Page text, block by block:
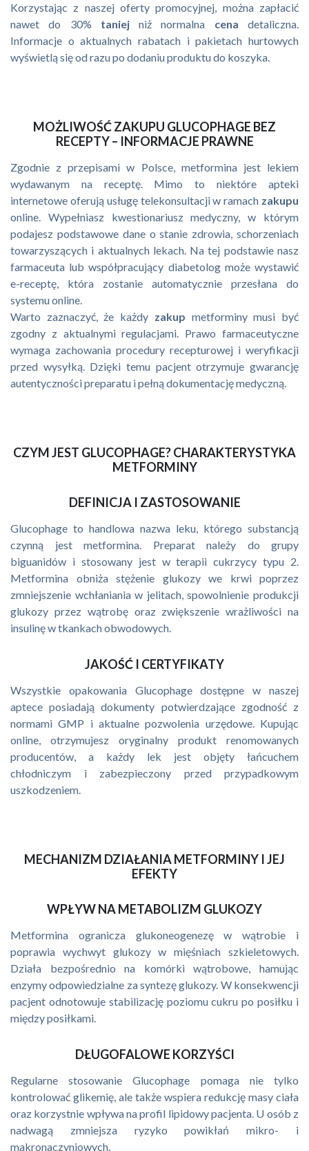
Korzystając z naszej oferty promocyjnej, można zapłacić
nawet do 30% taniejniż normalna cena detaliczna.
Informacje o aktualnych rabatach i pakietach hurtowych
wyświetlą się od razu po dodaniu produktu do koszyka.
MOŻLIWOŚĆ ZAKUPU GLUCOPHAGE BEZ
RECEPTY – INFORMACJE PRAWNE
Zgodnie z przepisami w Polsce, metformina jest lekiem
wydawanym na receptę. Mimo to niektóre apteki
internetowe oferują usługę telekonsultacji w ramach zakupu
online. Wypełniasz kwestionariusz medyczny, w którym
podajesz podstawowe dane o stanie zdrowia, schorzeniach
towarzyszących i aktualnych lekach. Na tej podstawie nasz
farmaceuta lub współpracujący diabetolog może wystawić
e-receptę, która zostanie automatycznie przesłana do
systemu online.
Warto zaznaczyć, że każdy zakup metforminy musi być
zgodny z aktualnymi regulacjami. Prawo farmaceutyczne
wymaga zachowania procedury recepturowej i weryfikacji
przed wysyłką. Dzięki temu pacjent otrzymuje gwarancję
autentyczności preparatu i pełną dokumentację medyczną.
CZYM JEST GLUCOPHAGE? CHARAKTERYSTYKA
METFORMINY
DEFINICJA I ZASTOSOWANIE
Glucophage to handlowa nazwa leku, którego substancją
czynną jest metformina. Preparat należy do grupy
biguanidów i stosowany jest w terapii cukrzycy typu 2.
Metformina obniża stężenie glukozy we krwi poprzez
zmniejszenie wchłaniania w jelitach, spowolnienie produkcji
glukozy przez wątrobę oraz zwiększenie wrażliwości na
insulinę w tkankach obwodowych.
JAKOŚĆ I CERTYFIKATY
Wszystkie opakowania Glucophage dostępne w naszej
aptece posiadają dokumenty potwierdzające zgodność z
normami GMP i aktualne pozwolenia urzędowe. Kupując
online, otrzymujesz oryginalny produkt renomowanych
producentów, a każdy lek jest objęty łańcuchem
chłodniczym i zabezpieczony przed przypadkowym
uszkodzeniem.
MECHANIZM DZIAŁANIA METFORMINY I JEJ
EFEKTY
WPŁYW NA METABOLIZM GLUKOZY
Metformina ogranicza glukoneogenezę w wątrobie i
poprawia wychwyt glukozy w mięśniach szkieletowych.
Działa bezpośrednio na komórki wątrobowe, hamując
enzymy odpowiedzialne za syntezę glukozy. W konsekwencji
pacjent odnotowuje stabilizację poziomu cukru po posiłku i
między posiłkami.
DŁUGOFALOWE KORZYŚCI
Regularne stosowanie Glucophage pomaga nie tylko
kontrolować glikemię, ale także wspiera redukcję masy ciała
oraz korzystnie wpływa na profil lipidowy pacjenta. U osób z
nadwagą zmniejsza ryzyko powikłań mikro- i
makronaczyniowych.